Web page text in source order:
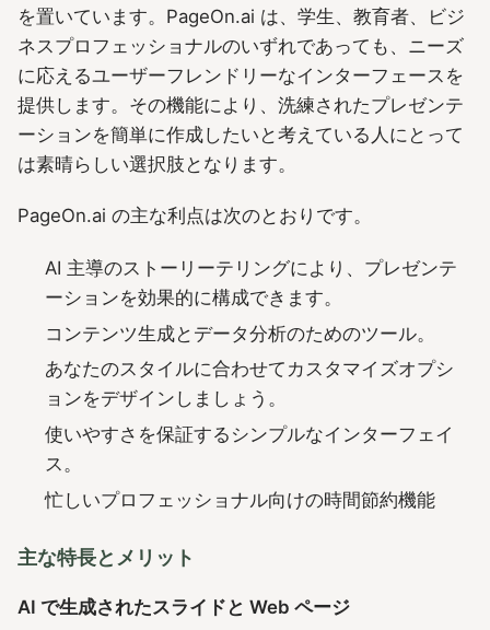
を置いています。PageOn.ai は、学生、教育者、ビジ
ネスプロフェッショナルのいずれであっても、ニーズ
に応えるユーザーフレンドリーなインターフェースを
提供します。その機能により、洗練されたプレゼンテ
ーションを簡単に作成したいと考えている人にとって
は素晴らしい選択肢となります。
PageOn.ai の主な利点は次のとおりです。
AI 主導のストーリーテリングにより、プレゼンテ
ーションを効果的に構成できます。
コンテンツ生成とデータ分析のためのツール。
あなたのスタイルに合わせてカスタマイズオプシ
ョンをデザインしましょう。
使いやすさを保証するシンプルなインターフェイ
ス。
忙しいプロフェッショナル向けの時間節約機能
主な特長とメリット
AI で生成されたスライドと Web ページ